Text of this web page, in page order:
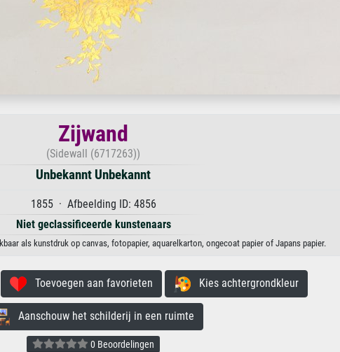
Zijwand
(Sidewall (6717263))
Unbekannt Unbekannt
1855 · Afbeelding ID: 4856
Niet geclassificeerde kunstenaars
als kunstdruk op canvas, fotopapier, aquarelkarton, ongecoat papier of Japans papier.
Toevoegen aan favorieten Kies achtergrondkleur
Aanschouw het schilderij in een ruimte
0 Beoordelingen